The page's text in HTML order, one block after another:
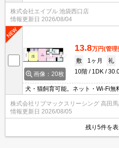
生活応援します！。過ごしやすい
池袋駅。仲介手数料家賃の0.55ヵ
題。
株式会社エイブル 池袋西口店
情報更新日 2026/08/04
画像：20枚
13.8万円(管理
敷
1ヶ月 礼
10階
1DK
犬・猫飼育可能。ネット・Wi-Fi無
用クレジット支払可能。初期費用
もまとめてご紹介可能です。問合
は混み合いますのでお早めにご予
い場合、消毒・抗菌代や安心サポ
株式会社リブマックスリーシング 高田
情報更新日 2026/08/05
残り5件を